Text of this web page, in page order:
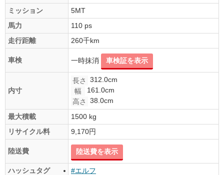
ミッション
5MT
馬力
110 ps
走行距離
260千km
車検 一時抹消 車検証を表示
内寸
長さ
312.0cm
幅
161.0cm
高さ
38.0cm
最大積載
1500 kg
リサイクル料
9,170円
陸送費 陸送費を表示
ハッシュタグ #エルフ